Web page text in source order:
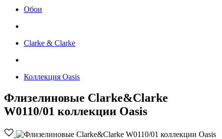
Обои
Clarke & Clarke
Коллекция Oasis
Флизелиновые Clarke&Clarke
W0110/01 коллекции Oasis